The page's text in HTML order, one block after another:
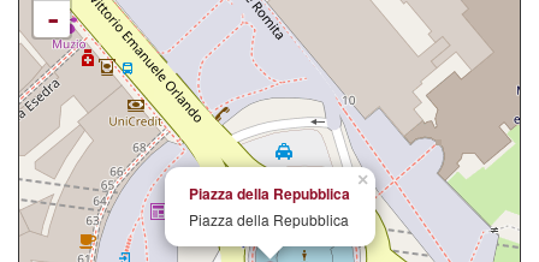
×
Piazza della Repubblica
Piazza della Repubblica
-